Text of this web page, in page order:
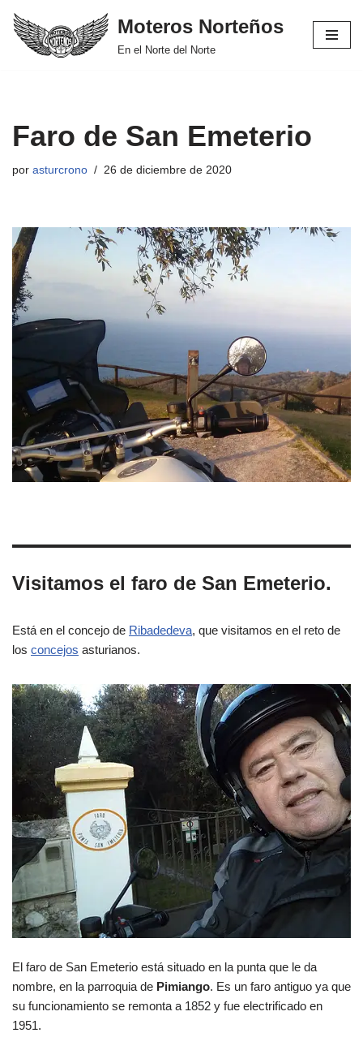
Saltar
Moteros Norteños
En el Norte del Norte
Faro de San Emeterio
por asturcrono 26 de diciembre de 2020
Visitamos el faro de San Emeterio.
Está en el concejo de Ribadedeva, que visitamos en el reto de
los concejos asturianos.
El faro de San Emeterio está situado en la punta que le da
nombre, en la parroquia de Pimiango. Es un faro antiguo ya que
su funcionamiento se remonta a 1852 y fue electrificado en
1951.